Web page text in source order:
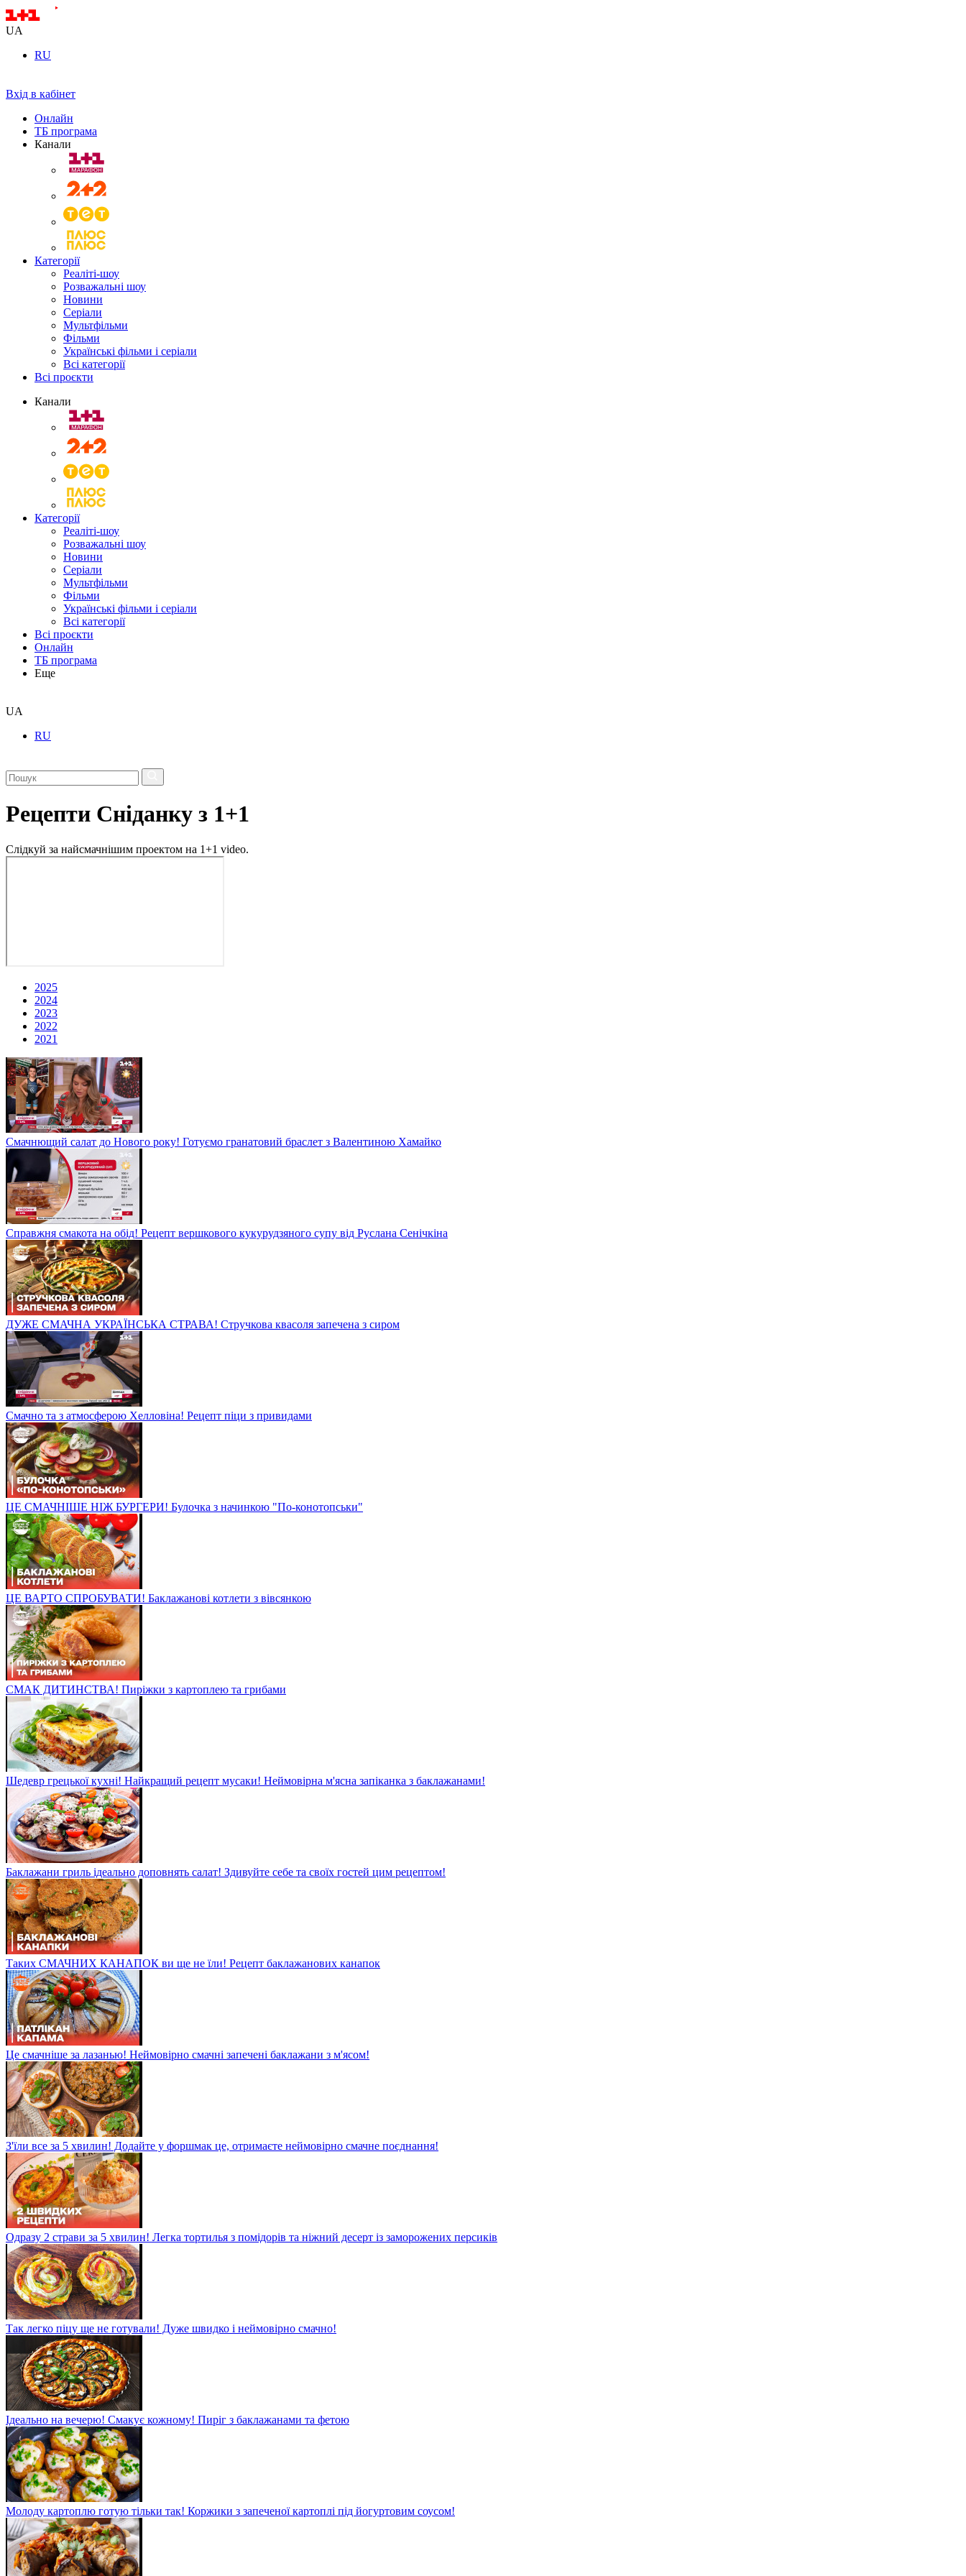
UA
RU
Вхід в кабінет
Онлайн
ТБ програма
Канали
Категорії
Реаліті-шоу
Розважальні шоу
Новини
Серіали
Мультфільми
Фільми
Українські фільми і серіали
Всі категорії
Всі проєкти
Канали
Категорії
Реаліті-шоу
Розважальні шоу
Новини
Серіали
Мультфільми
Фільми
Українські фільми і серіали
Всі категорії
Всі проєкти
Онлайн
ТБ програма
Еще
UA
RU
Рецепти Сніданку з 1+1
Слідкуй за найсмачнішим проектом на 1+1 video.
2025
2024
2023
2022
2021
Смачнющий салат до Нового року! Готуємо гранатовий браслет з Валентиною Хамайко
Справжня смакота на обід! Рецепт вершкового кукурудзяного супу від Руслана Сенічкіна
ДУЖЕ СМАЧНА УКРАЇНСЬКА СТРАВА! Стручкова квасоля запечена з сиром
Смачно та з атмосферою Хелловіна! Рецепт піци з привидами
ЦЕ СМАЧНІШЕ НІЖ БУРГЕРИ! Булочка з начинкою "По-конотопськи"
ЦЕ ВАРТО СПРОБУВАТИ! Баклажанові котлети з вівсянкою
СМАК ДИТИНСТВА! Пиріжки з картоплею та грибами
Шедевр грецької кухні! Найкращий рецепт мусаки! Неймовірна м'ясна запіканка з баклажанами!
Баклажани гриль ідеально доповнять салат! Здивуйте себе та своїх гостей цим рецептом!
Таких СМАЧНИХ КАНАПОК ви ще не їли! Рецепт баклажанових канапок
Це смачніше за лазанью! Неймовірно смачні запечені баклажани з м'ясом!
З'їли все за 5 хвилин! Додайте у форшмак це, отримаєте неймовірно смачне поєднання!
Одразу 2 страви за 5 хвилин! Легка тортилья з помідорів та ніжний десерт із заморожених персиків
Так легко піцу ще не готували! Дуже швидко і неймовірно смачно!
Ідеально на вечерю! Смакує кожному! Пиріг з баклажанами та фетою
Молоду картоплю готую тільки так! Коржики з запеченої картоплі під йогуртовим соусом!